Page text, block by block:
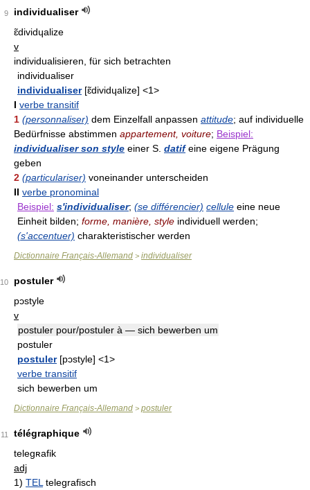
9
individualiser
ɛ̃dividɥalize
v
individualisieren, für sich betrachten
individualiser
individualiser[ɛ̃dividɥalize] <1>
I verbe transitif
1 (personnaliser) dem Einzelfall anpassen attitude; auf individuelle
Bedürfnisse abstimmen appartement, voiture; Beispiel:
individualiser son style einer S. datifeine eigene Prägung
geben
2 (particulariser) voneinander unterscheiden
II verbe pronominal
Beispiel: s'individualiser; (se différencier) cellule eine neue
Einheit bilden; forme, manière, style individuell werden;
(s'accentuer) charakteristischer werden
Dictionnaire Français-Allemand > individualiser
10
postuler
pɔstyle
v
postuler pour/postuler à — sich bewerben um
postuler
postuler[pɔstyle] <1>
verbe transitif
sich bewerben um
Dictionnaire Français-Allemand > postuler
11
télégraphique
telegʀafik
adj
1) TEL telegrafisch